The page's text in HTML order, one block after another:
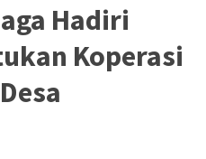
Hadiri
Koperasi